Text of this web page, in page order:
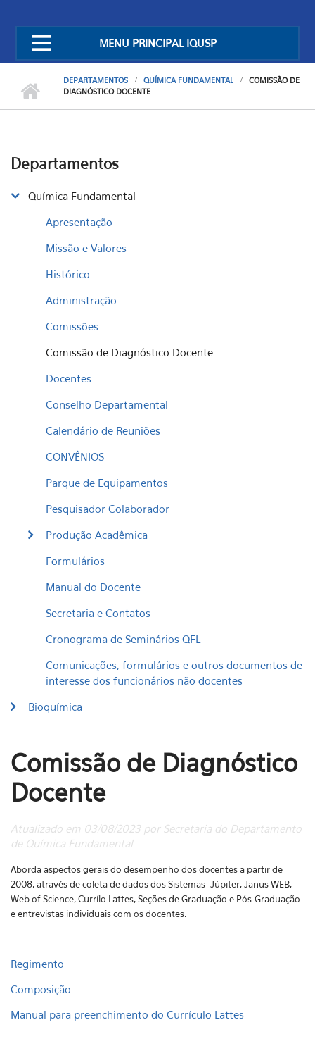
MENU PRINCIPAL IQUSP
DEPARTAMENTOS QUÍMICA FUNDAMENTAL
COMISSÃO DE
DIAGNÓSTICO DOCENTE
Departamentos
Química Fundamental
Apresentação
Missão e Valores
Histórico
Administração
Comissões
Comissão de Diagnóstico Docente
Docentes
Conselho Departamental
Calendário de Reuniões
CONVÊNIOS
Parque de Equipamentos
Pesquisador Colaborador
Produção Acadêmica
Formulários
Manual do Docente
Secretaria e Contatos
Cronograma de Seminários QFL
Comunicações, formulários e outros documentos de
interesse dos funcionários não docentes
Bioquímica
Comissão de Diagnóstico
Docente
Atualizado em 03/08/2023 por Secretaria do Departamento
de Química Fundamental
Aborda aspectos gerais do desempenho dos docentes a partir de
2008, através de coleta de dados dos Sistemas Júpiter, Janus WEB,
Web of Science, Currílo Lattes, Seções de Graduação e Pós-Graduação
e entrevistas individuais com os docentes.
Regimento
Composição
Manual para preenchimento do Currículo Lattes